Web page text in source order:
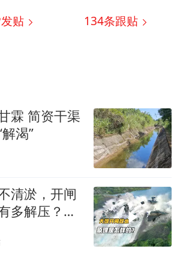
贴 134条跟贴
霖 简资干渠
渴”
清淤，开闸
多解压？属